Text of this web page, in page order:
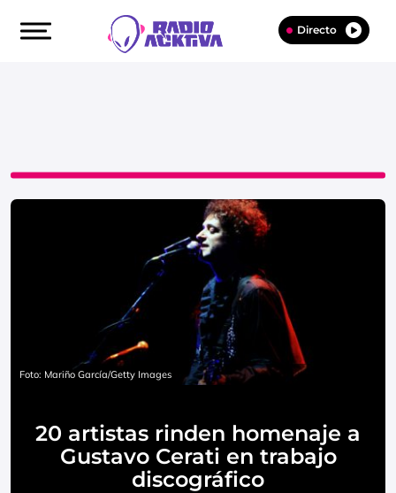
Directo
Foto: Mariño García/Getty Images
20 artistas rinden homenaje a
Gustavo Cerati en trabajo
discográfico